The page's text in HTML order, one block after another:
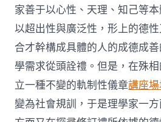
家善于以心性、天理、知己等
以超出性與廣泛性，形上的德
合才幹構成具體的人的成德成
學需求從頭詮禮。但是，在殊
立一種不變的軌制性儀章講座
變為社會規訓，于是理學家一